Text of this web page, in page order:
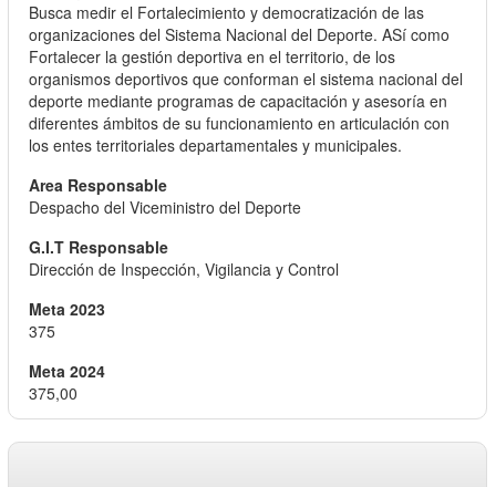
Busca medir el Fortalecimiento y democratización de las
organizaciones del Sistema Nacional del Deporte. ASí como
Fortalecer la gestión deportiva en el territorio, de los
organismos deportivos que conforman el sistema nacional del
deporte mediante programas de capacitación y asesoría en
diferentes ámbitos de su funcionamiento en articulación con
los entes territoriales departamentales y municipales.
Despacho del Viceministro del Deporte
Dirección de Inspección, Vigilancia y Control
375
375,00